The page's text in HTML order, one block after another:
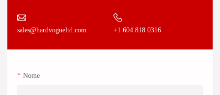
sales@hardvogueltd.com +1 604 818 0316
Nome